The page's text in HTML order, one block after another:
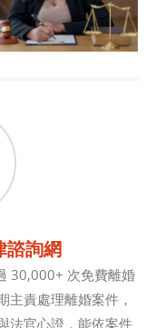
諮詢網
30,000+ 次免費離婚
主責處理離婚案件，
法官心證，能依案件